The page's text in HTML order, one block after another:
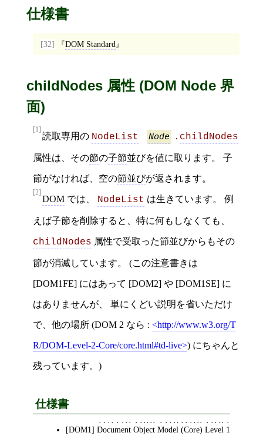
仕様書
[32] DOM Standard
childNodes 属性 (DOM Node 界
面)
[1]
読取専用の NodeList Node . childNodes
属性は、その節の子節並びを値に取ります。 子
節がなければ、空の節並びが返されます。
[2]
DOM では、 NodeList は生きています。 例
えば子節を削除すると、特に何もしなくても、
childNodes 属性で受取った節並びからもその
節が消滅しています。 (この注意書きは
[DOM1FE] にはあって [DOM2] や [DOM1SE] に
はありませんが、 単にくどい説明を省いただけ
で、他の場所 (DOM 2 なら : http://www.w3.org/T
R/DOM-Level-2-Core/core.html#td-live ) にちゃんと
残っています。)
仕様書
[DOM1] Document Object Model (Core) Level 1